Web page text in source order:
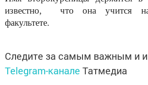
известно, что она учится
факультете.
Следите за самым важным и
Telegram-канале Татмедиа